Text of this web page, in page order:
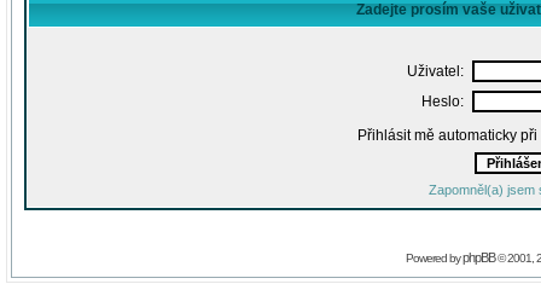
Zadejte prosím vaše
Uživatel:
Heslo:
Přihlásit mě automaticky
Zapomněl(a) jsem
Powered byphpBB© 2001,